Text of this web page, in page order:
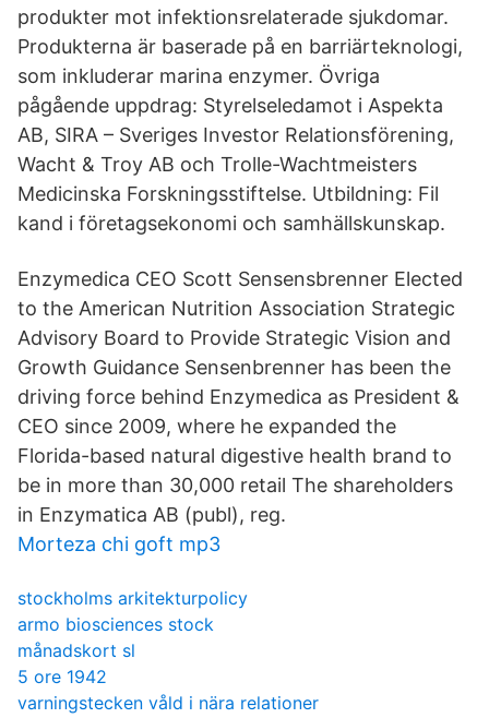
produkter mot infektionsrelaterade sjukdomar.
Produkterna är baserade på en barriärteknologi,
som inkluderar marina enzymer. Övriga
pågående uppdrag: Styrelseledamot i Aspekta
AB, SIRA – Sveriges Investor Relationsförening,
Wacht & Troy AB och Trolle-Wachtmeisters
Medicinska Forskningsstiftelse. Utbildning: Fil
kand i företagsekonomi och samhällskunskap.
Enzymedica CEO Scott Sensensbrenner Elected
to the American Nutrition Association Strategic
Advisory Board to Provide Strategic Vision and
Growth Guidance Sensenbrenner has been the
driving force behind Enzymedica as President &
CEO since 2009, where he expanded the
Florida-based natural digestive health brand to
be in more than 30,000 retail The shareholders
in Enzymatica AB (publ), reg.
Morteza chi goft mp3
stockholms arkitekturpolicy
armo biosciences stock
månadskort sl
5 ore 1942
varningstecken våld i nära relationer